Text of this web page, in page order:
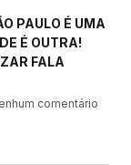
PAULO É UMA
É OUTRA!
FALA
comentário